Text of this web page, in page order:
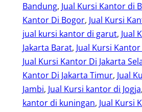
Bandung, Jual Kursi Kantor di
Kantor Di Bogor, Jual Kursi
jual kursi kantor di garut, Jual
Jakarta Barat, Jual Kursi
Jual Kursi Kantor Di Jakarta
Kantor Di Jakarta Timur, Jual
Jambi, Jual Kursi kantor di Jogja,
kantor di kuningan, Jual Kursi